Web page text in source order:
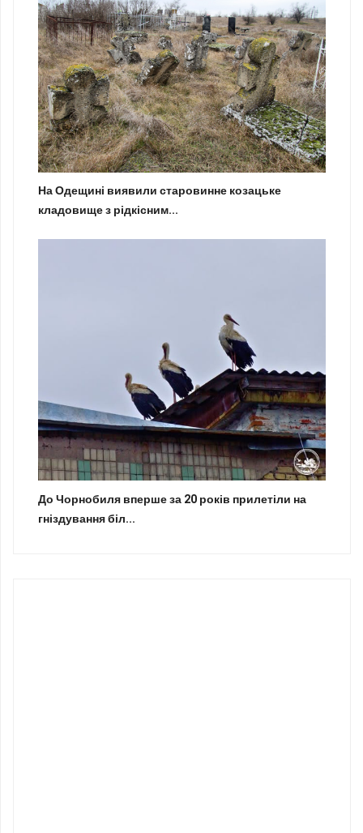
На Одещині виявили старовинне козацьке
кладовище з рідкісним...
До Чорнобиля вперше за 20 років прилетіли на
гніздування біл...